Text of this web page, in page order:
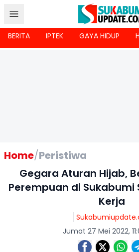
BERITA IPTEK GAYA HIDUP
Home/Peristiwa
Gegara Aturan Hijab,
Perempuan di Sukabumi
Kerja
Jumat 27 Mei 2022,